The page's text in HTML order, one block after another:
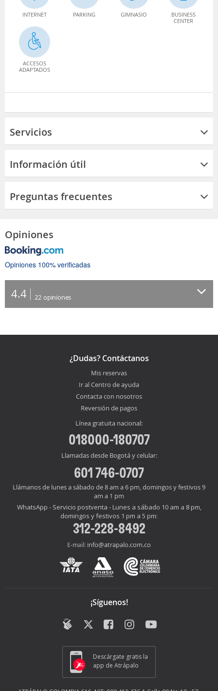
INTERNET PARKING GIMNASIO
BUSINESS
CENTER
ACCESOS
ADAPTADOS
Servicios
Información útil
Preguntas frecuentes
Opiniones
Opiniones 100% verificadas
4.4 22 opiniones
¿Dudas? Contáctanos
Mis reservas
Ir al Centro de ayuda
Contacta con nosotros
Reversión de pagos
Línea gratuita nacional:
018000-180707
Llamadas desde Bogotá y celular:
601 746-0707
Llámanos de lunes a sábado de 8 am a 6 pm, domingos y festivos 9
am a 1 pm
WhatsApp - Servicio postventa - Lunes a sábado 10 am a 8 pm,
domingos y festivos 1 pm a 5 pm:
312-228-8492
E-mail: info@atrapalo.com.co
¡Síguenos!
Descárgate gratis la
app de Atrápalo